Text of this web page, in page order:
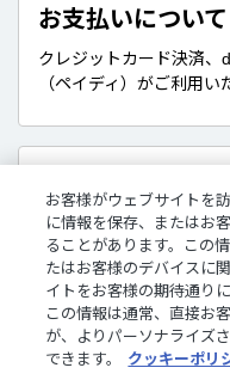
お支払いについて
クレジットカード決済、
（ペイディ）がご利用い
販売商品について
デジタルグッズはダウン
さまざまな企画やコン
ス、特典壁紙をご購入い
お買い物についてご案
お客様がウェブサイトを
に情報を保存、またはお
ることがあります。この
たはお客様のデバイスに
イトをお客様の期待通り
この情報は通常、直接お
が、よりパーソナライズ
できます。
クッキーポリ